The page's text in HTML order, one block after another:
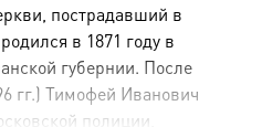
пострадавший в
в 1871 году в
губернии. После
гг.) Тимофей Иванович
полиции,